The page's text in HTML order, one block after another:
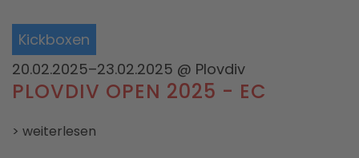
Kickboxen
20.02.2025–23.02.2025 @ Plovdiv
PLOVDIV OPEN 2025 - EC
> weiterlesen